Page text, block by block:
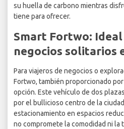
su huella de carbono mientras
tiene para ofrecer.
Smart Fortwo:
negocios solitarios
Para viajeros de negocios o
Fortwo, también proporcionado por
opción. Este vehículo de dos
por el bullicioso centro de la
estacionamiento en espacios
no compromete la comodidad ni la